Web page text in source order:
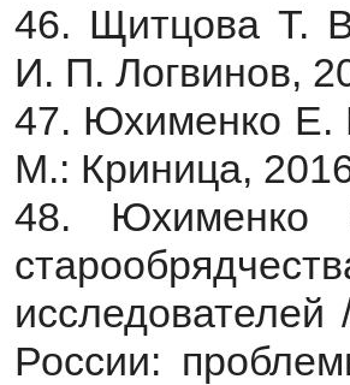
46. Щитцова Т.
И. П. Логвинов,
47. Юхименко Е.
М.: Криница,
48. Юхименко
исследователей
России: